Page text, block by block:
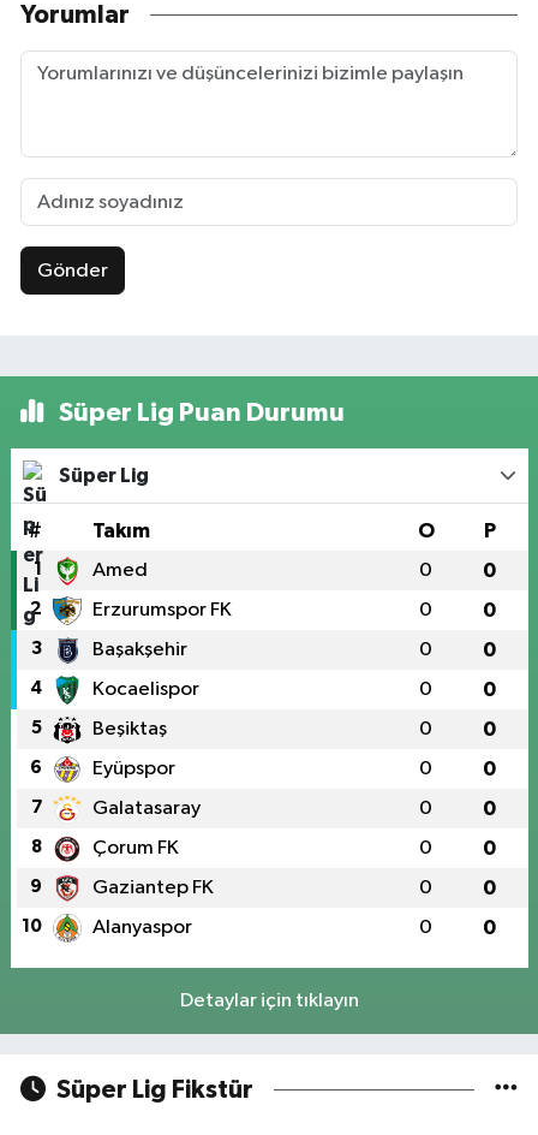
Yorumlar
Gönder
Süper Lig Puan Durumu
Süper Lig
# Takım O P
1 Amed 0 0
2 Erzurumspor FK 0 0
3 Başakşehir 0 0
4 Kocaelispor 0 0
5 Beşiktaş 0 0
6 Eyüpspor 0 0
7 Galatasaray 0 0
8 Çorum FK 0 0
9 Gaziantep FK 0 0
10 Alanyaspor 0 0
Detaylar için tıklayın
Süper Lig Fikstür